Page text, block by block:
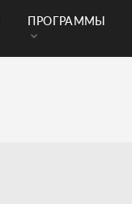
ПРОГРАММЫ